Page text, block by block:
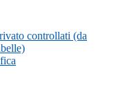
controllati (da